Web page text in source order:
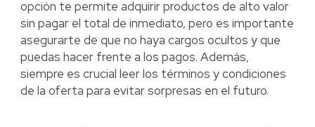
opción te permite adquirir productos de alto valor
sin pagar el total de inmediato, pero es importante
asegurarte de que no haya cargos ocultos y que
puedas hacer frente a los pagos. Además,
siempre es crucial leer los términos y condiciones
de la oferta para evitar sorpresas en el futuro.